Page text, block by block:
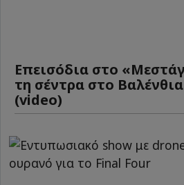
Επεισόδια στο
τη σέντρα στο
(video)